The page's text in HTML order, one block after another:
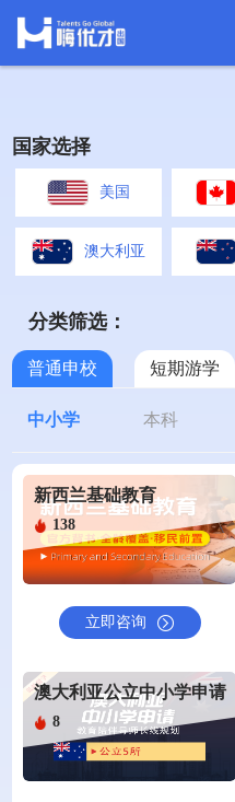
国家选择
美国
澳大利亚
分类筛选：
普通申校 短期游学
中小学 本科
新西兰基础教育
138
立即咨询
澳大利亚公立中小学申请
8